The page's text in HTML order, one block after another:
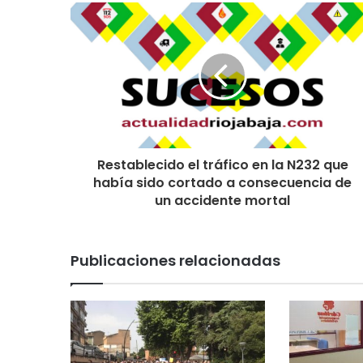
Restablecido el tráfico en la N232 que
había sido cortado a consecuencia de
un accidente mortal
Publicaciones relacionadas